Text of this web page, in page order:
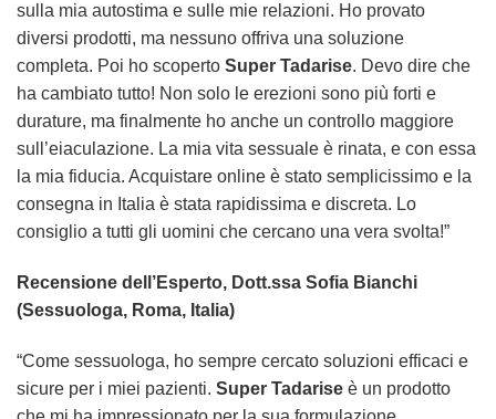
sulla mia autostima e sulle mie relazioni. Ho provato
diversi prodotti, ma nessuno offriva una soluzione
completa. Poi ho scoperto Super Tadarise. Devo dire che
ha cambiato tutto! Non solo le erezioni sono più forti e
durature, ma finalmente ho anche un controllo maggiore
sull’eiaculazione. La mia vita sessuale è rinata, e con essa
la mia fiducia. Acquistare online è stato semplicissimo e la
consegna in Italia è stata rapidissima e discreta. Lo
consiglio a tutti gli uomini che cercano una vera svolta!”
Recensione dell’Esperto, Dott.ssa Sofia Bianchi
(Sessuologa, Roma, Italia)
“Come sessuologa, ho sempre cercato soluzioni efficaci e
sicure per i miei pazienti. Super Tadarise è un prodotto